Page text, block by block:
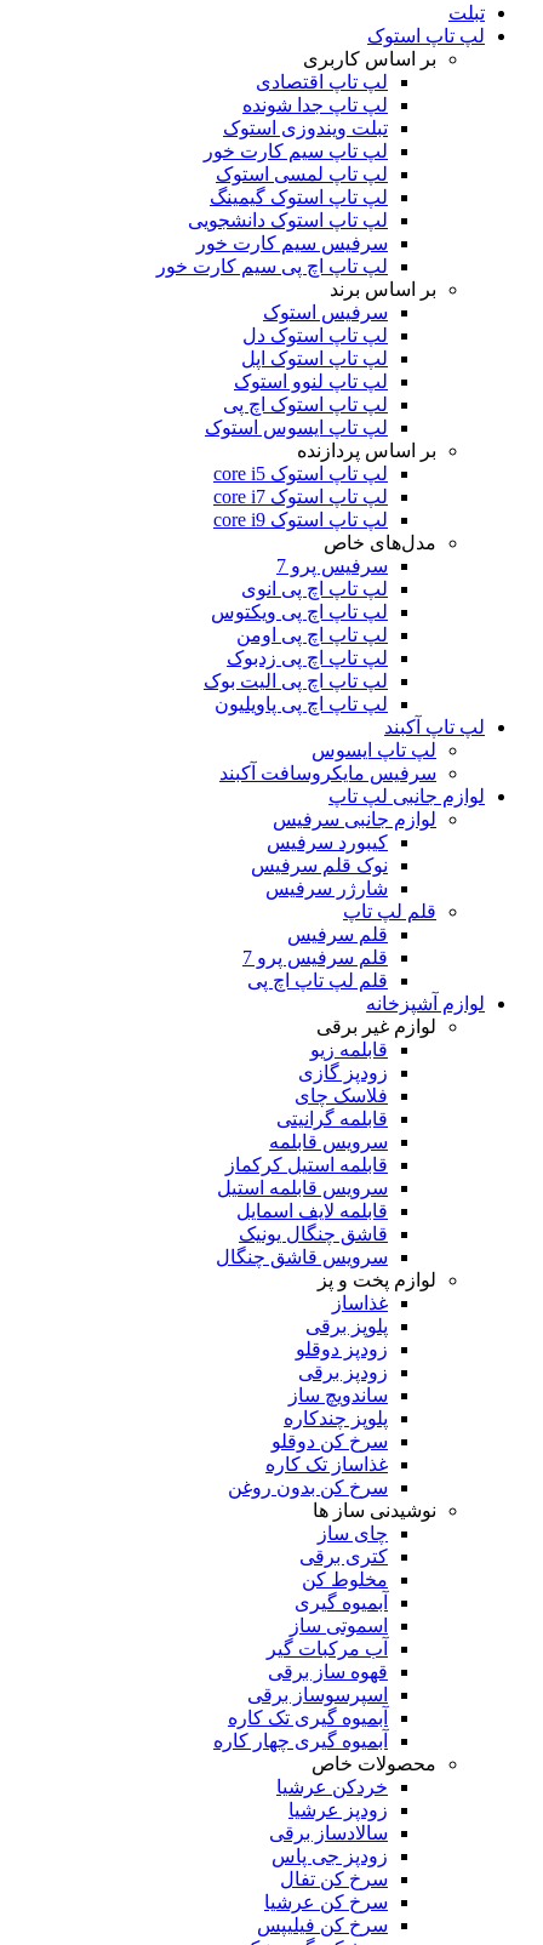
تبلت
لپ تاپ استوک
بر اساس کاربری
لپ تاپ اقتصادی
لپ تاپ جدا شونده
تبلت ویندوزی استوک
لپ تاپ سیم کارت خور
لپ تاپ لمسی استوک
لپ تاپ استوک گیمینگ
لپ تاپ استوک دانشجویی
سرفیس سیم کارت خور
لپ تاپ اچ پی سیم کارت خور
بر اساس برند
سرفیس استوک
لپ تاپ استوک دل
لپ تاپ استوک اپل
لپ تاپ لنوو استوک
لپ تاپ استوک اچ پی
لپ تاپ ایسوس استوک
بر اساس پردازنده
لپ تاپ استوک core i5
لپ تاپ استوک core i7
لپ تاپ استوک core i9
مدل‌های خاص
سرفیس پرو 7
لپ تاپ اچ پی انوی
لپ تاپ اچ پی ویکتوس
لپ تاپ اچ پی اومن
لپ تاپ اچ پی زدبوک
لپ تاپ اچ پی الیت بوک
لپ تاپ اچ پی پاویلیون
لپ تاپ آکبند
لپ تاپ ایسوس
سرفیس مایکروسافت آکبند
لوازم جانبی لپ تاپ
لوازم جانبی سرفیس
کیبورد سرفیس
نوک قلم سرفیس
شارژر سرفیس
قلم لپ تاپ
قلم سرفیس
قلم سرفیس پرو 7
قلم لپ تاپ اچ پی
لوازم آشپزخانه
لوازم غیر برقی
قابلمه زیو
زودپز گازی
فلاسک چای
قابلمه گرانیتی
سرویس قابلمه
قابلمه استیل کرکماز
سرویس قابلمه استیل
قابلمه لایف اسمایل
قاشق چنگال یونیک
سرویس قاشق چنگال
لوازم پخت و پز
غذاساز
پلوپز برقی
زودپز دوقلو
زودپز برقی
ساندویچ ساز
پلوپز چندکاره
سرخ کن دوقلو
غذاساز تک کاره
سرخ کن بدون روغن
نوشیدنی ساز ها
چای ساز
کتری برقی
مخلوط کن
آبمیوه گیری
اسموتی ساز
آب مرکبات گیر
قهوه ساز برقی
اسپرسوساز برقی
آبمیوه گیری تک کاره
آبمیوه گیری چهار کاره
محصولات خاص
خردکن عرشیا
زودپز عرشیا
سالادساز برقی
زودپز جی پاس
سرخ کن تفال
سرخ کن عرشیا
سرخ کن فیلیپس